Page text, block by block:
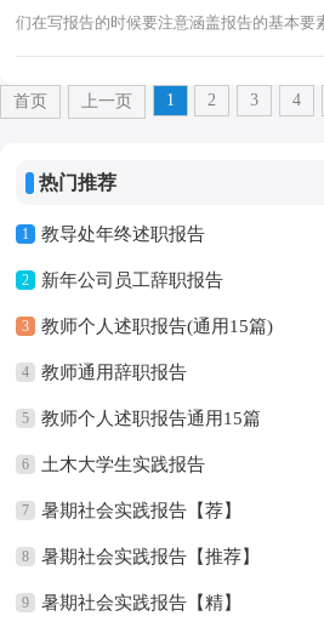
们在写报告的时候要注意涵盖报告的基本要
癌齐复发？下面是小编精心整理的煤矿述职
首页 上一页 1 2 3 4
热门推荐
1 教导处年终述职报告
2 新年公司员工辞职报告
3 教师个人述职报告(通用15篇)
4 教师通用辞职报告
5 教师个人述职报告通用15篇
6 土木大学生实践报告
7 暑期社会实践报告【荐】
8 暑期社会实践报告【推荐】
9 暑期社会实践报告【精】